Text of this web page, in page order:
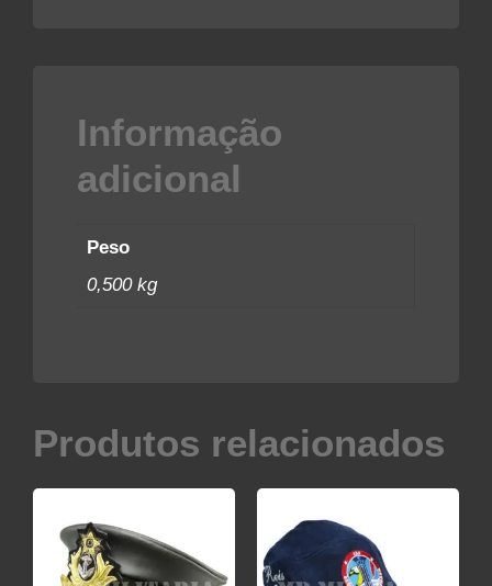
Informação
adicional
Peso
0,500 kg
Produtos relacionados